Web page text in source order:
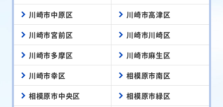
川崎市中原区 川崎市高津区
川崎市宮前区 川崎市川崎区
川崎市多摩区 川崎市麻生区
川崎市幸区 相模原市南区
相模原市中央区 相模原市緑区